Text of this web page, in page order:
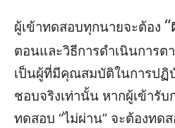
ผู้เข้าทดสอบทุกนายจะต้อง
ตอนและวิธีการดำเนินการต
เป็นผู้ที่มีคุณสมบัติในการป
ชอบจริงเท่านั้น หากผู้เข้ารับ
ทดสอบ “ไม่ผ่าน” จะต้องทด